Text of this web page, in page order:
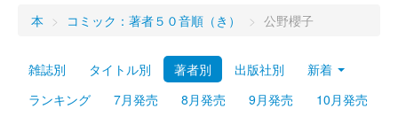
Myシェルフ
プレミアム
本 > コミック：著者５０音順（き） > 公野櫻子
雑誌別 タイトル別 著者別 出版社別
新着
ランキング
7月発売 8月発売 9月発売 10月発売